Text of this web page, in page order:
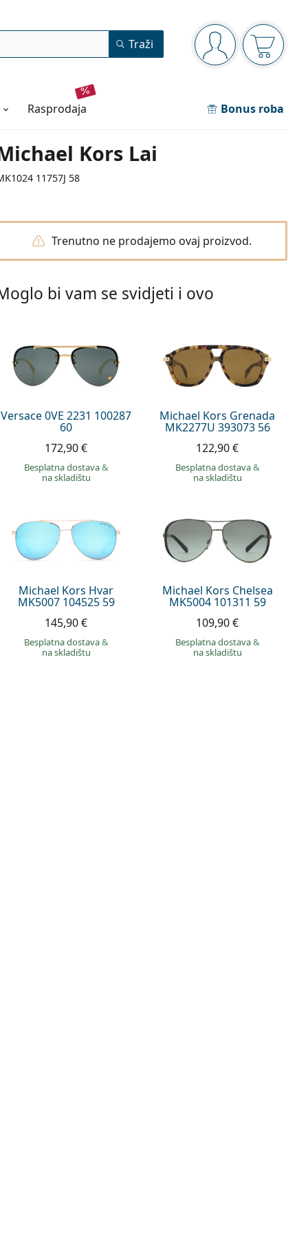
Navigacijska ploča
ste prijavljeni
Traži
rasprodaja Bonus roba
Kors Lai
11757J 58
Trenutno ne prodajemo ovaj proizvod.
bi vam se svidjeti i ovo
Versace 0VE 2231 100287
60
172,90 €
Besplatna dostava&
na skladištu
Michael Kors Grenada
MK2277U 393073 56
122,90 €
Besplatna dostava&
na skladištu
Michael Kors Hvar
MK5007 104525 59
145,90 €
Besplatna dostava&
na skladištu
Michael Kors Chelsea
MK5004 101311 59
109,90 €
Besplatna dostava&
na skladištu